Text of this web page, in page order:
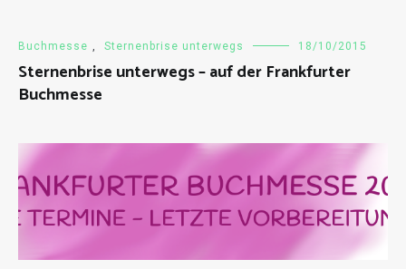
Buchmesse , Sternenbrise unterwegs 18/10/2015
Sternenbrise unterwegs – auf der Frankfurter
Buchmesse